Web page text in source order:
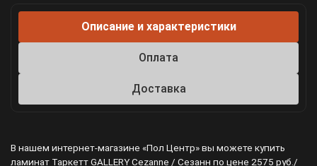
Описание и характеристики
Оплата
Доставка
В нашем интернет-магазине «Пол Центр» вы можете купить
ламинат Таркетт GALLERY Cezanne / Сезанн по цене 2575 руб./